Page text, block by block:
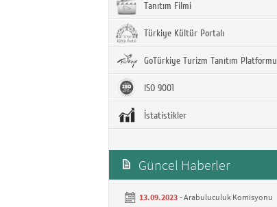
Tanıtım Filmi
Türkiye Kültür Portalı
GoTürkiye Turizm Tanıtım Platformu
ISO 9001
İstatistikler
Güncel Haberler
13.09.2023 -Arabuluculuk Komisyonu